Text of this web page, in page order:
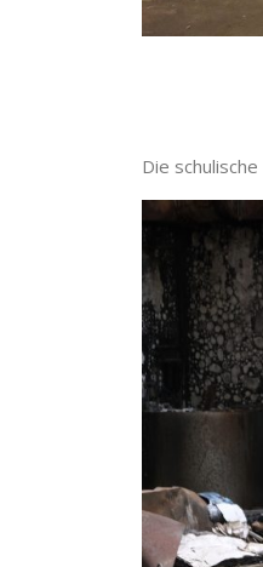
Die